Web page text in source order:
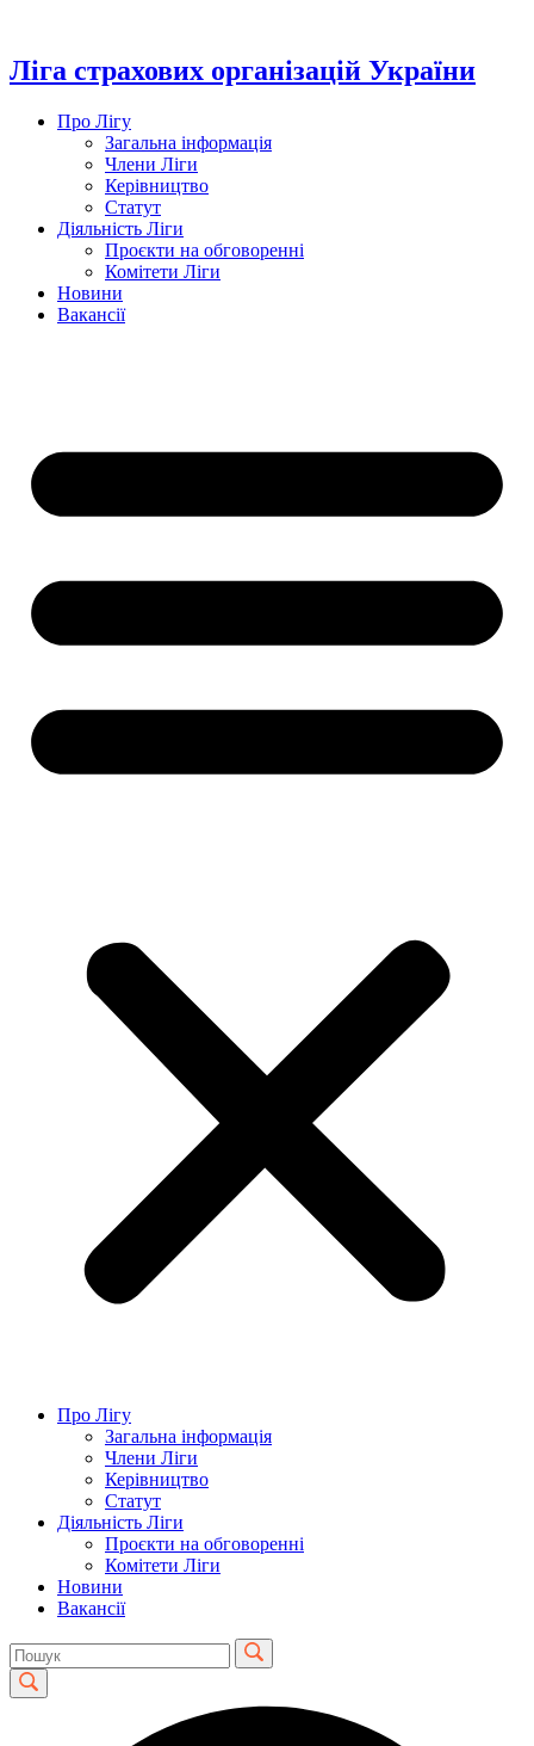
вмісту
Ліга страхових організацій України
Про Лігу
Загальна інформація
Члени Ліги
Керівництво
Статут
Діяльність Ліги
Проєкти на обговоренні
Комітети Ліги
Новини
Вакансії
Про Лігу
Загальна інформація
Члени Ліги
Керівництво
Статут
Діяльність Ліги
Проєкти на обговоренні
Комітети Ліги
Новини
Вакансії